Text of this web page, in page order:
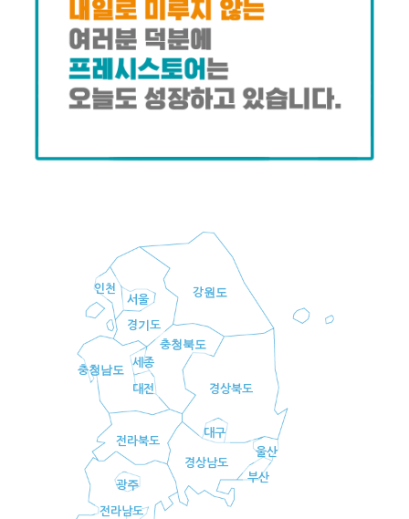
인천
서울
경기도
강원도
충청북도
충청남도
세종
대전
경상북도
전라북도
대구
울산
경상남도
전라남도
광주
부산